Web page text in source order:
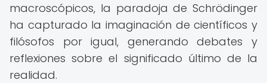
macroscópicos, la paradoja de Schrödinger
ha capturado la imaginación de científicos y
filósofos por igual, generando debates y
reflexiones sobre el significado último de la
realidad.